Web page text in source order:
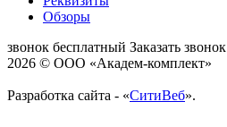
Обзоры
звонок бесплатный Заказать звонок
2026 © ООО «Академ-комплект»
Разработка сайта - «СитиВеб».